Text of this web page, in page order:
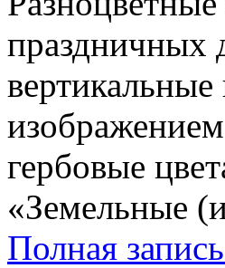
праздничных
гербовые
«Земельные
Полная